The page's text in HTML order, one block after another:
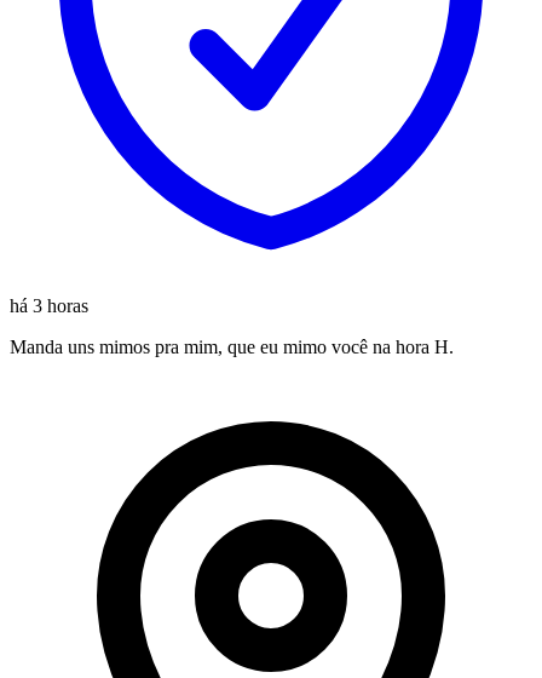
há 3 horas
Manda uns mimos pra mim, que eu mimo você na hora H.